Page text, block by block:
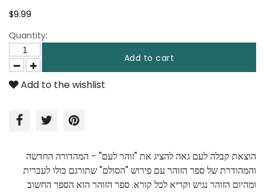
$9.99
Quantity:
Add to cart
Add to the wishlist
הוצאת קבלה לעם גאה להציג את "זוהר לעם" - המהדורה החדשה
והמהודרת של ספר הזוהר עם פירוש "הסולם" שתורגם כולו לעברית
ומהיום הזוהר נגיש וקריא לכל קורא. ספר הזוהר הוא הספר החשוב